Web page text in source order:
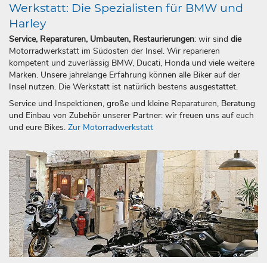
Werkstatt: Die Spezialisten für BMW und
Harley
Service, Reparaturen, Umbauten, Restaurierungen: wir sind die
Motorradwerkstatt im Südosten der Insel. Wir reparieren
kompetent und zuverlässig BMW, Ducati, Honda und viele weitere
Marken. Unsere jahrelange Erfahrung können alle Biker auf der
Insel nutzen. Die Werkstatt ist natürlich bestens ausgestattet.
Service und Inspektionen, große und kleine Reparaturen, Beratung
und Einbau von Zubehör unserer Partner: wir freuen uns auf euch
und eure Bikes. Zur Motorradwerkstatt